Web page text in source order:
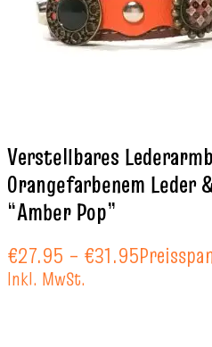
Verstellbares
Orangefarbenem Leder
“Amber Pop”
€27.95 – €31.95
Inkl. MwSt.